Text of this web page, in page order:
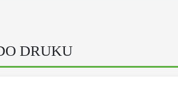
DRUKU